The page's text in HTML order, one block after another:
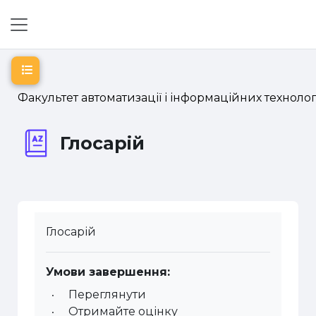
Факультет автоматизації і інформаційних
Глосарій
Відкритий покажчик курсу
Глосарій
Умови завершення:
Переглянути
Отримайте оцінку